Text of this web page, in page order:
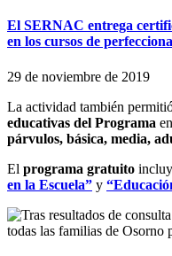
El SERNAC entrega
en los cursos de
29 de noviembre de 2019
La actividad también
educativas del Programa
párvulos, básica, media,
El programa gratuito
en la Escuela” y